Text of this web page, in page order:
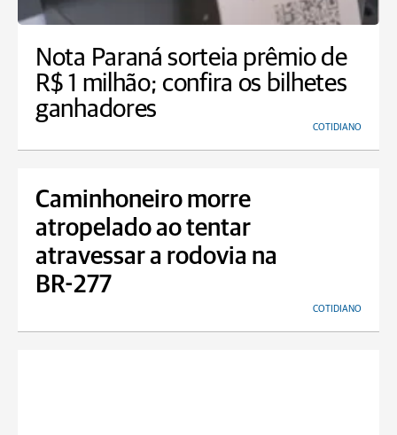
Nota Paraná sorteia prêmio de
R$ 1 milhão; confira os bilhetes
ganhadores
COTIDIANO
Caminhoneiro morre
atropelado ao tentar
atravessar a rodovia na
BR-277
COTIDIANO